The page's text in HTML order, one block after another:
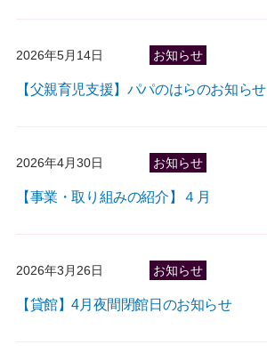
2026年5月14日 お知らせ
【父親育児支援】パパのはらのお知らせ
2026年4月30日 お知らせ
【事業・取り組みの紹介】４月
2026年3月26日 お知らせ
【貸館】4月夜間閉館日のお知らせ